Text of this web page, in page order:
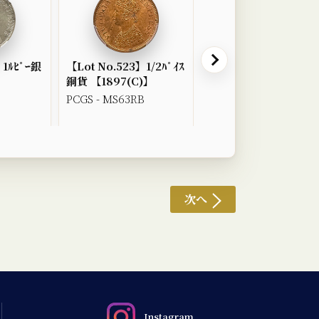
ﾙﾋﾟｰ銀
【Lot No.523】1/2ﾊﾟｲｽ
銅貨 【1897(C)】
PCGS - MS63RB
【Lot No.524】1/2ﾙﾋ
次へ